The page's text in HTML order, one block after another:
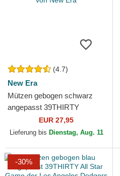
(4.7)
New Era
Mützen gebogen schwarz
angepasst 39THIRTY
Essential der Los Angeles
Dodgers MLB von New Era
EUR 27,95
Lieferung bis Dienstag, Aug. 11
-30%